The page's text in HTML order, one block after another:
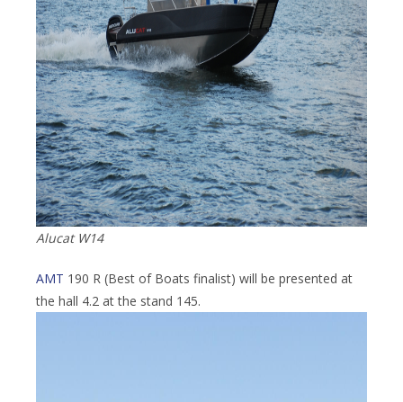
Alucat W14
AMT 190 R (Best of Boats finalist) will be presented at
the hall 4.2 at the stand 145.